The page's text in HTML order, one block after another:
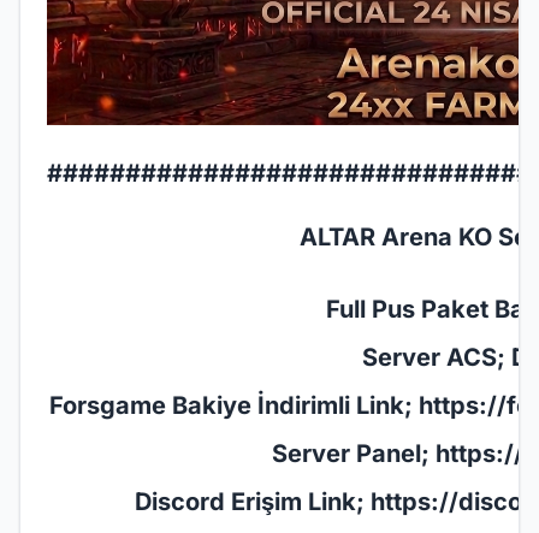
ALTAR Arena KO
Full Pus Paket
Server ACS;
Forsgame Bakiye İndirimli Link; https://
Server Panel; https://
Discord Erişim Link; https://